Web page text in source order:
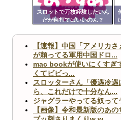
スロットで万枚経験したいん
だが何打てばいいのん？
更新
ツー
【速報】中国「アメリカ
が頼ってる軍用中国ドロ...
mac bookが使いにくすぎ
くてビビっ...
スロッターさん「優遇冷
ら、これだけで十分なん...
ジャグラーやってる奴っ
【画像】令和最新版のあ